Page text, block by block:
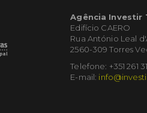
Agência Investir
Edifício CAERO
Rua António Leal
2560-309 Torres
Telefone: +351 261
E-mail: